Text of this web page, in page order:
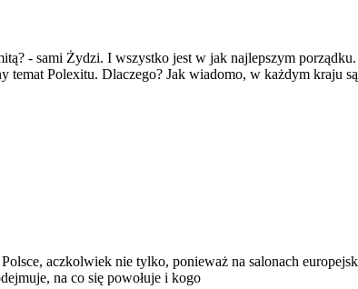
- sami Żydzi. I wszystko jest w jak najlepszym
temat Polexitu. Dlaczego? Jak wiadomo, w każdym kraju
aczkolwiek nie tylko, ponieważ na salonach
na co się powołuje i kogo